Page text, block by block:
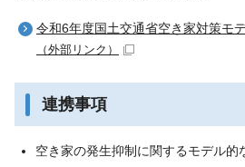
令和6年度国土交通省空き家対策モ
（外部リンク）
連携事項
空き家の発生抑制に関するモデル的